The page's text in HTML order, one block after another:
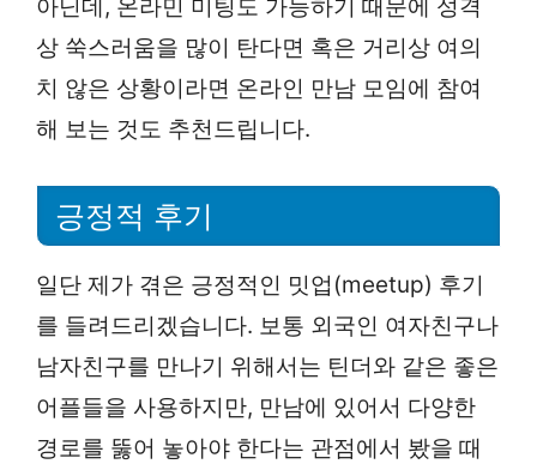
아닌데, 온라민 미팅도 가능하기 때문에 성격
상 쑥스러움을 많이 탄다면 혹은 거리상 여의
치 않은 상황이라면 온라인 만남 모임에 참여
해 보는 것도 추천드립니다.
긍정적 후기
일단 제가 겪은 긍정적인 밋업(meetup) 후기
를 들려드리겠습니다. 보통 외국인 여자친구나
남자친구를 만나기 위해서는 틴더와 같은 좋은
어플들을 사용하지만, 만남에 있어서 다양한
경로를 뚫어 놓아야 한다는 관점에서 봤을 때